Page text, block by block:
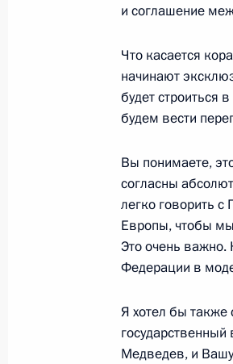
27 февраля
в Северо-
27 февраля 2010
и соглашение
Что касается
начинают
будет строиться
будем вести
Вы понимаете,
согласны
легко говорить
Европы, чтобы
Это очень важно.
Федерации в
Я хотел бы также
Медведев, и Вашу